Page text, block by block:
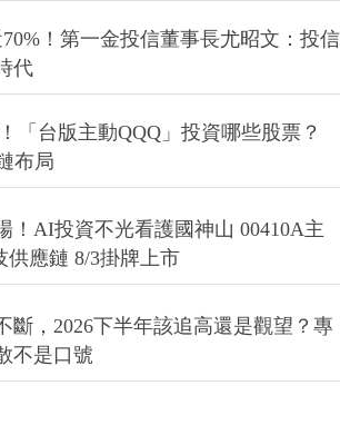
！第一金投信董事長尤昭文：投信
代
「台版主動QQQ」投資哪些股票？
布局
！AI投資不光看護國神山 00410A主
供應鏈 8/3掛牌上市
斷，2026下半年該追高還是觀望？專
不是口號